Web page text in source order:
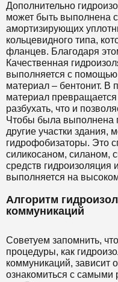
Дополнительно
может быть выполнена
амортизирующих
кольцевидного типа,
фланцев. Благодаря
Качественная
выполняется с
материал – бентонит. В
материал
разбухать, что и
Чтобы была выполнена
другие участки здания,
гидрофобизаторы. Это
силикосаном, силаном,
средств
выполняется на
Алгоритм
коммуникаций
Советуем запомнить,
процедуры, как
коммуникаций, зависит
ознакомиться с самыми